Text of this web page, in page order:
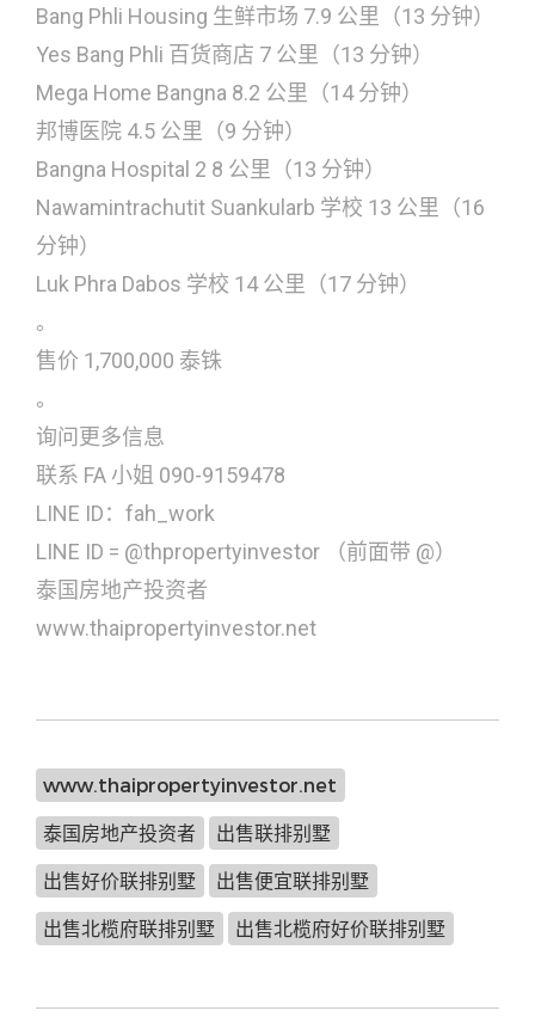
Bang Phli Housing 生鲜市场 7.9 公里（13 分钟）
Yes Bang Phli 百货商店 7 公里（13 分钟）
Mega Home Bangna 8.2 公里（14 分钟）
邦博医院 4.5 公里（9 分钟）
Bangna Hospital 2 8 公里（13 分钟）
Nawamintrachutit Suankularb 学校 13 公里（16
分钟）
Luk Phra Dabos 学校 14 公里（17 分钟）
。
售价 1,700,000 泰铢
。
询问更多信息
联系 FA 小姐 090-9159478
LINE ID：fah_work
LINE ID = @thpropertyinvestor （前面带 @）
泰国房地产投资者
www.thaipropertyinvestor.net
www.thaipropertyinvestor.net
泰国房地产投资者 出售联排别墅
出售好价联排别墅 出售便宜联排别墅
出售北榄府联排别墅 出售北榄府好价联排别墅